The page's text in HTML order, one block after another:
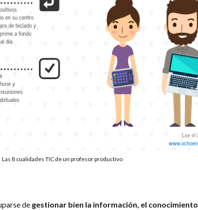
Las 8 cualidades TIC de un profesor productivo
de gestionar bien la información, el conocimiento